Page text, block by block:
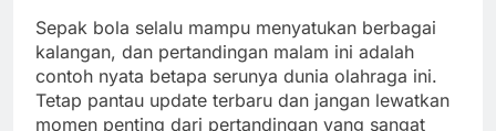
Sepak bola selalu mampu menyatukan berbagai
kalangan, dan pertandingan malam ini adalah
contoh nyata betapa serunya dunia olahraga ini.
Tetap pantau update terbaru dan jangan lewatkan
momen penting dari pertandingan yang sangat